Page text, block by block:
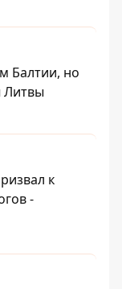
Балтии, но
Литвы
к
-